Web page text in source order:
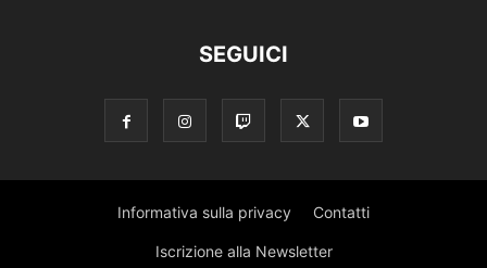
SEGUICI
Informativa sulla privacy Contatti
Iscrizione alla Newsletter